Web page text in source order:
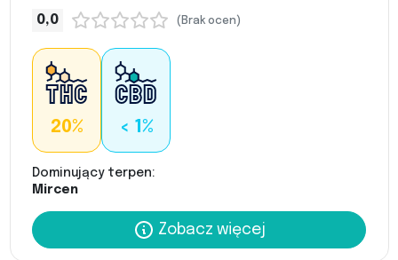
0,0 (Brak ocen)
20% < 1%
Dominujący terpen:
Mircen
Zobacz więcej